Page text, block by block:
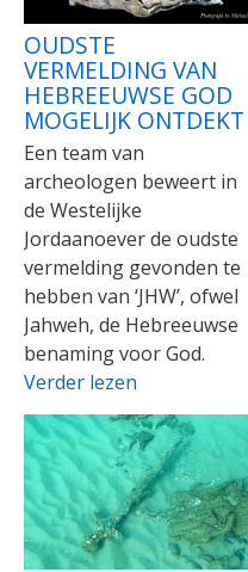
OUDSTE
VERMELDING VAN
HEBREEUWSE GOD
MOGELIJK ONTDEKT
Een team van
archeologen beweert in
de Westelijke
Jordaanoever de oudste
vermelding gevonden te
hebben van ‘JHW’, ofwel
Jahweh, de Hebreeuwse
benaming voor God.
Verder lezen